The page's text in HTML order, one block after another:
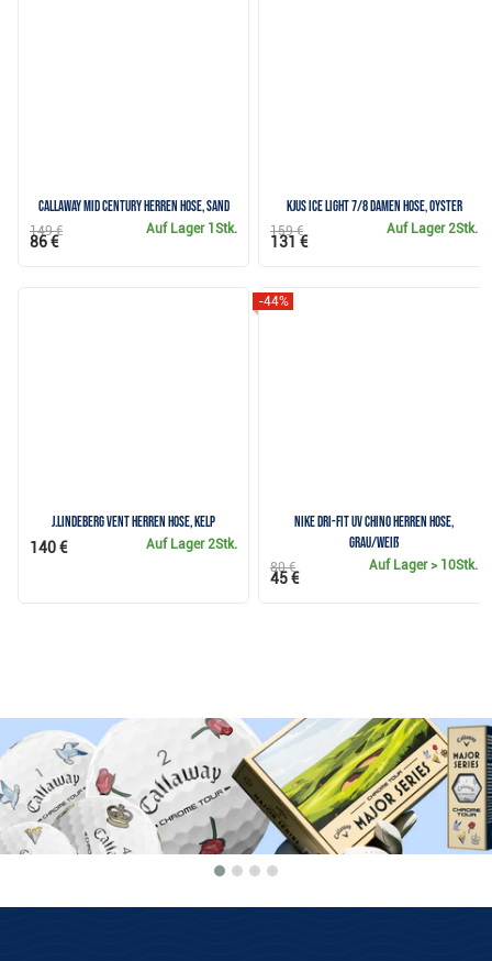
Callaway Mid Century Herren Hose, sand
Auf Lager 1Stk.
149 €
86 €
KJUS Ice Light 7/8 Damen Hose, oyster
Auf Lager 2Stk.
159 €
131 €
J.Lindeberg Vent Herren Hose, kelp
Auf Lager2Stk.
140 €
Nike Dri-Fit UV Chino Herren Hose,
grau/weiß
-44%
Auf Lager> 10Stk.
80 €
45 €